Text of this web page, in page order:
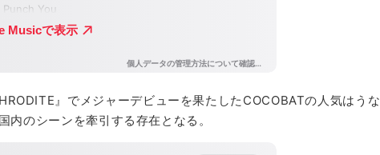
』でメジャーデビューを果たしたCOCOBATの人気はうな
のシーンを牽引する存在となる。